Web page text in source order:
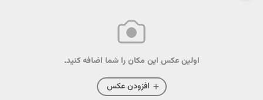
اولین عکس این مکان را شما اضافه کنید.
افزودن عکس